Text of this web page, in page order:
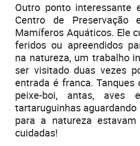
Outro ponto interessante
Centro de Preservação
Mamíferos Aquáticos. Ele
feridos ou apreendidos
na natureza, um trabalho
ser visitado duas vezes
entrada é franca. Tanques
peixe-boi, antas, aves
tartaruguinhas
para a natureza
cuidadas!